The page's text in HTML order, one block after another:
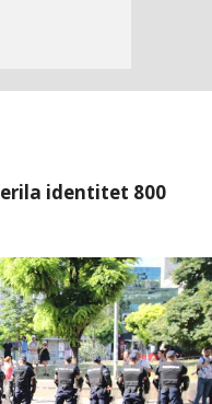
identitet 800